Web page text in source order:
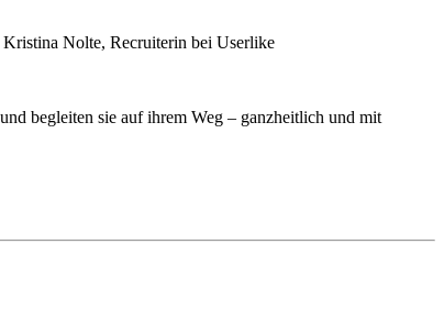
Kristina Nolte, Recruiterin bei Userlike
begleiten sie auf ihrem Weg – ganzheitlich und mit